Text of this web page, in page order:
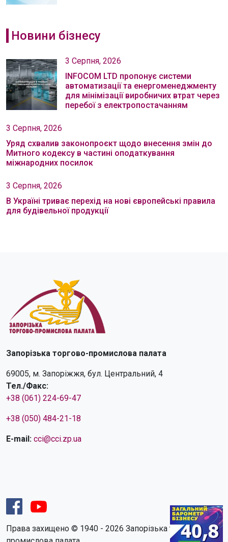
Новини бізнесу
3 Серпня, 2026
INFOCOM LTD пропонує системи
автоматизації та енергоменеджменту
для мінімізації виробничих втрат через
перебої з електропостачанням
3 Серпня, 2026
Уряд схвалив законопроєкт щодо внесення змін до
Митного кодексу в частині оподаткування
міжнародних посилок
3 Серпня, 2026
В Україні триває перехід на нові європейські правила
для будівельної продукції
Запорізька торгово-промислова палата
69005, м. Запоріжжя, бул. Центральний, 4
Тел./Факс:
+38 (061) 224-69-47
+38 (050) 484-21-18
E-mail: cci@cci.zp.ua
Права захищено © 1940 - 2026 Запорізька торгово-